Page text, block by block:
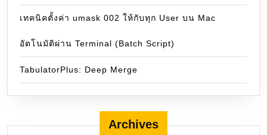
เทคนิคตั้งค่า umask 002 ให้กับทุก User บน Mac
อัตโนมัติผ่าน Terminal (Batch Script)
TabulatorPlus: Deep Merge
Archives